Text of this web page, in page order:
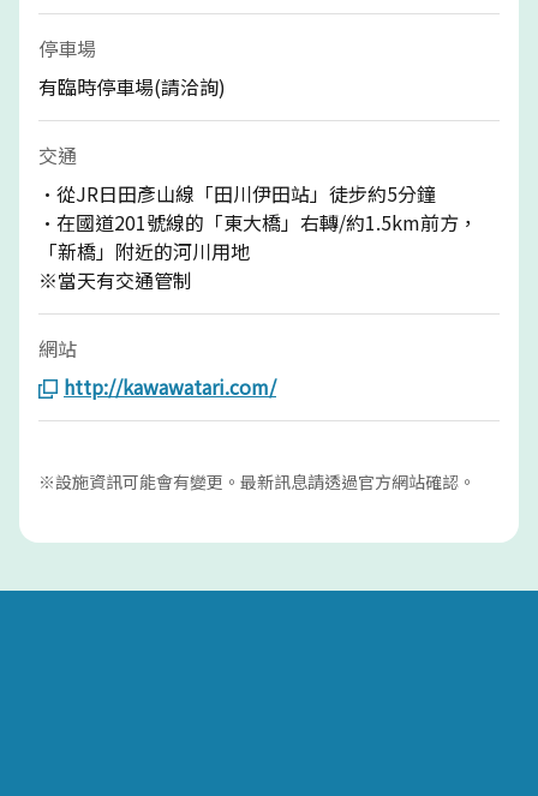
停車場
有臨時停車場(請洽詢)
交通
·從JR日田彥山線「田川伊田站」徒步約5分鐘
·在國道201號線的「東大橋」右轉/約1.5km前方，
「新橋」附近的河川用地
※當天有交通管制
網站
http://kawawatari.com/
※設施資訊可能會有變更。最新訊息請透過官方網站確認。